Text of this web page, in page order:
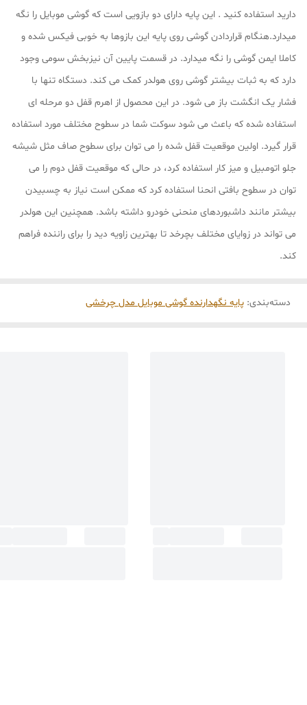
دارید استفاده کنید . این پایه دارای دو بازویی است که گوشی موبایل را نگه
میدارد.هنگام قراردادن گوشی روی پایه این بازوها به خوبی فیکس شده و
کاملا ایمن گوشی را نگه میدارد. در قسمت پایین آن نیزبخش سومی وجود
دارد که به ثبات بیشتر گوشی روی هولدر کمک می کند. دستگاه تنها با
فشار یک انگشت باز می شود. در این محصول از اهرم قفل دو مرحله ای
استفاده شده که باعث می شود سوکت شما در سطوح مختلف مورد استفاده
قرار گیرد. اولین موقعیت قفل شده را می توان برای سطوح صاف مثل شیشه
جلو اتومبیل و میز کار استفاده کرد، در حالی که موقعیت قفل دوم را می
توان در سطوح بافتی انحنا استفاده کرد که ممکن است نیاز به چسبیدن
بیشتر مانند داشبوردهای منحنی خودرو داشته باشد. همچنین این هولدر
می تواند در زوایای مختلف بچرخد تا بهترین زاویه دید را برای راننده فراهم
کند.
دسته‌بندی: پایه نگهدارنده گوشی موبایل مدل چرخشی